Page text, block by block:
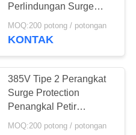
55
Perlindungan Surge
Arrester Surge Tiang
Tunggal
MOQ:200 potong / potongan
KONTAK
385V Tipe 2 Perangkat
Surge Protection
Penangkal Petir
Pluggable 3+ Cadangan
MOQ:200 potong / potongan